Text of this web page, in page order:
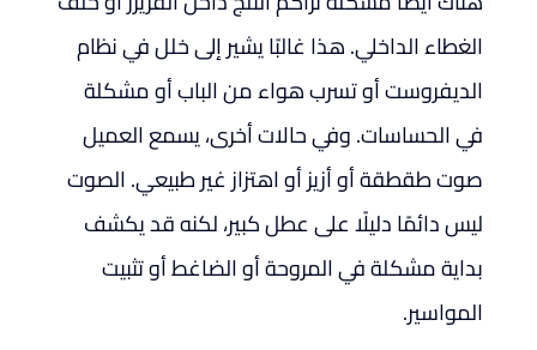
الغطاء الداخلي. هذا غالبًا يشير إلى خلل في نظام
الديفروست أو تسرب هواء من الباب أو مشكلة
في الحساسات. وفي حالات أخرى، يسمع العميل
صوت طقطقة أو أزيز أو اهتزاز غير طبيعي. الصوت
ليس دائمًا دليلًا على عطل كبير، لكنه قد يكشف
بداية مشكلة في المروحة أو الضاغط أو تثبيت
المواسير.